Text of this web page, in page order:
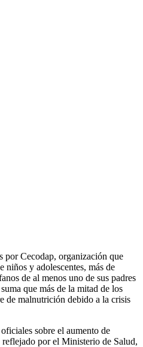
por Cecodap, organización que
niños y adolescentes, más de
de al menos uno de sus padres
que más de la mitad de los
de malnutrición debido a la crisis
sobre el aumento de
por el Ministerio de Salud,